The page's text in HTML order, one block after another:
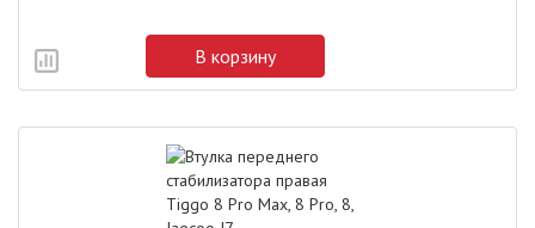
В корзину